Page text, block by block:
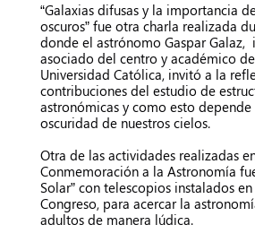
“Galaxias difusas y la importancia
oscuros” fue otra charla realizada
donde el astrónomo Gaspar Galaz,
asociado del centro y académico
Universidad Católica, invitó a la
contribuciones del estudio de
astronómicas y como esto
oscuridad de nuestros cielos.
Otra de las actividades realizadas
Conmemoración a la Astronomía
Solar” con telescopios instalados
Congreso, para acercar la
adultos de manera lúdica.